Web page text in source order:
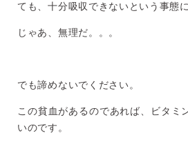
ても、十分吸収できないという事態
じゃあ、無理だ。。。
でも諦めないでください。
この貧血があるのであれば、ビタミ
いのです。